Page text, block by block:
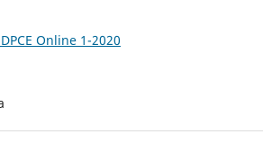
Online 1-2020